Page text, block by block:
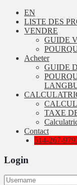
EN
LISTE DES
VENDRE
GUIDE
Acheter
GUIDE
TAXE
Contact
514-267-
Login